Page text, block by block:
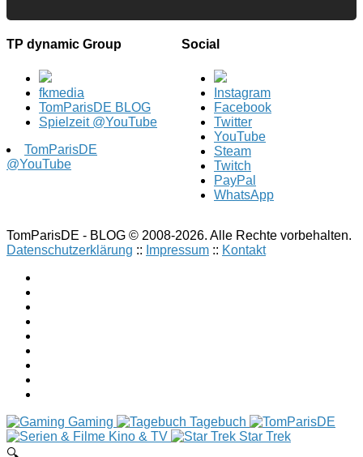
TP dynamic Group
fkmedia
TomParisDE BLOG
Spielzeit @YouTube
TomParisDE
@YouTube
Social
Instagram
Facebook
Twitter
YouTube
Steam
Twitch
PayPal
WhatsApp
TomParisDE - BLOG © 2008-2026. Alle Rechte vorbehalten.
Datenschutzerklärung :: Impressum :: Kontakt
Gaming
Tagebuch
Kino & TV
Star Trek
🔍